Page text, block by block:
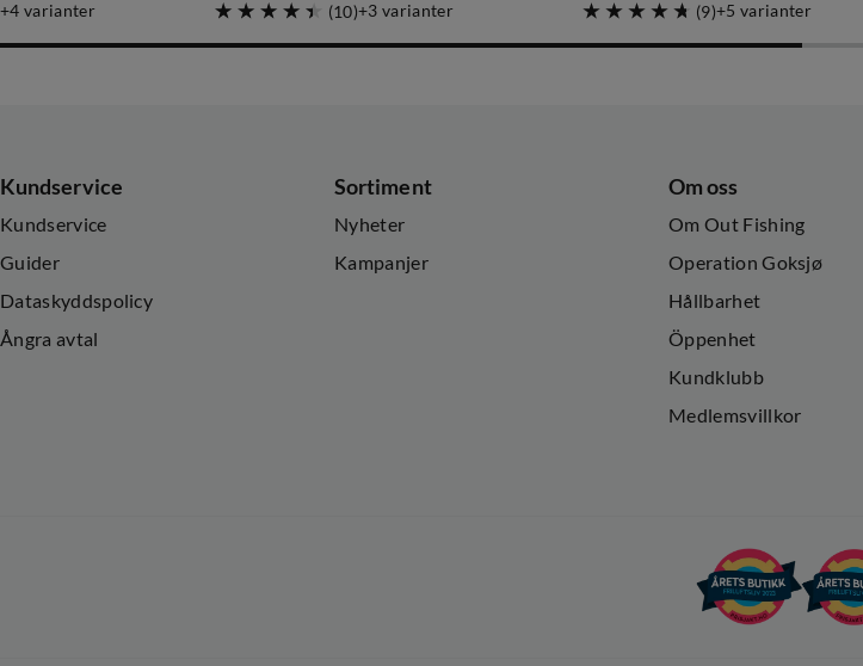
4 varianter (10) 3 varianter (9) price
price
5 varianter
Kundservice
Kundservice
Guider
Dataskyddspolicy
Ångra avtal
Sortiment
Nyheter
Kampanjer
Om oss
Om Out Fishing
Operation Goksjø
Hållbarhet
Öppenhet
Kundklubb
Medlemsvillkor